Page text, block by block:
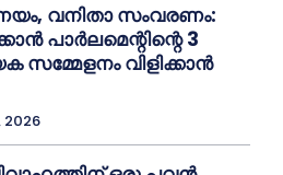
വനിതാ സംവരണം:
പാര്‍ലമെന്റിന്റെ 3
സമ്മേളനം വിളിക്കാൻ
2026